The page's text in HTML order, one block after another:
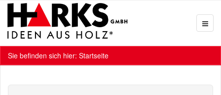
Sie befinden sich hier: Startseite